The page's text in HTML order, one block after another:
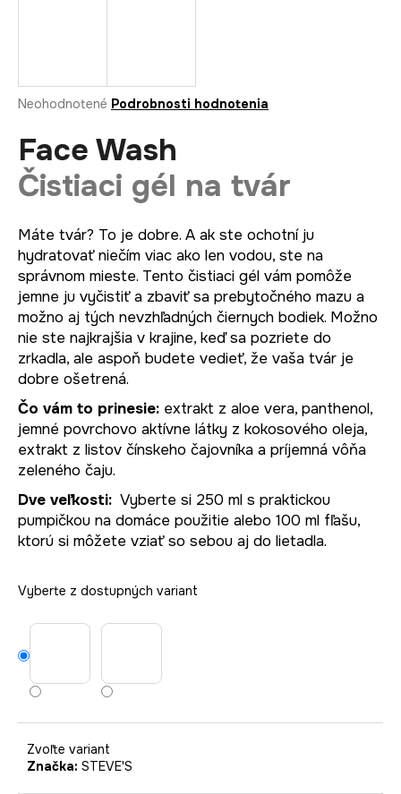
Priemerné
produktu
je
0,0
z
Neohodnotené Podrobnosti hodnotenia
Face Wash
Čistiaci gél na tvár
Máte tvár? To je dobre. A ak ste ochotní ju
hydratovať niečím viac ako len vodou, ste na
správnom mieste. Tento čistiaci gél vám pomôže
jemne ju vyčistiť a zbaviť sa prebytočného mazu a
možno aj tých nevzhľadných čiernych bodiek. Možno
nie ste najkrajšia v krajine, keď sa pozriete do
zrkadla, ale aspoň budete vedieť, že vaša tvár je
dobre ošetrená.
Čo vám to prinesie: extrakt z aloe vera, panthenol,
jemné povrchovo aktívne látky z kokosového oleja,
extrakt z listov čínskeho čajovníka a príjemná vôňa
zeleného čaju.
Dve veľkosti: Vyberte si 250 ml s praktickou
pumpičkou na domáce použitie alebo 100 ml fľašu,
ktorú si môžete vziať so sebou aj do lietadla.
Vyberte z dostupných variant
Zvoľte variant
Značka: STEVE'S
ť
?
HĽADAŤ
O
d
p
o
r
ú
č
a
m
e